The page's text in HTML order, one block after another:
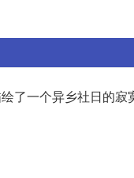
了一个异乡社日的